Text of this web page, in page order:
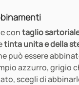
con taglio
tinta unita e della
può essere
azzurro, grigio
scegli di